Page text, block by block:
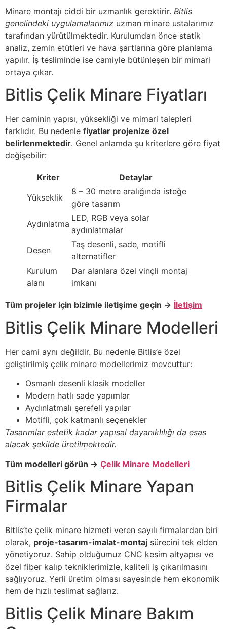
Minare montajı ciddi bir uzmanlık gerektirir. Bitlis
genelindeki uygulamalarımız uzman minare ustalarımız
tarafından yürütülmektedir. Kurulumdan önce statik
analiz, zemin etütleri ve hava şartlarına göre planlama
yapılır. İş tesliminde ise camiyle bütünleşen bir mimari
ortaya çıkar.
Bitlis Çelik Minare Fiyatları
Her caminin yapısı, yüksekliği ve mimari talepleri
farklıdır. Bu nedenle fiyatlar projenize özel
belirlenmektedir. Genel anlamda şu kriterlere göre fiyat
değişebilir:
Kriter
Detaylar
Yükseklik
8 – 30 metre aralığında isteğe
göre tasarım
Aydınlatma
LED, RGB veya solar
aydınlatmalar
Desen
Taş desenli, sade, motifli
alternatifler
Kurulum
alanı
Dar alanlara özel vinçli montaj
imkanı
Tüm projeler için bizimle iletişime geçin → İletişim
Bitlis Çelik Minare Modelleri
Her cami aynı değildir. Bu nedenle Bitlis’e özel
geliştirilmiş çelik minare modellerimiz mevcuttur:
Osmanlı desenli klasik modeller
Modern hatlı sade yapımlar
Aydınlatmalı şerefeli yapılar
Motifli, çok katmanlı seçenekler
Tasarımlar estetik kadar yapısal dayanıklılığı da esas
alacak şekilde üretilmektedir.
Tüm modelleri görün → Çelik Minare Modelleri
Bitlis Çelik Minare Yapan
Firmalar
Bitlis’te çelik minare hizmeti veren sayılı firmalardan biri
olarak, proje-tasarım-imalat-montaj sürecini tek elden
yönetiyoruz. Sahip olduğumuz CNC kesim altyapısı ve
özel fiber kalıp tekniklerimizle, kaliteli iş çıkarılmasını
sağlıyoruz. Yerli üretim olması sayesinde hem ekonomik
hem de hızlı teslimat sağlarız.
Bitlis Çelik Minare Bakım